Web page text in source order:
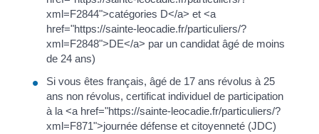
xml=F2844">catégories D</a> et <a
href="https://sainte-leocadie.fr/particuliers/?
xml=F2848">DE</a> par un candidat âgé de moins
de 24 ans)
Si vous êtes français, âgé de 17 ans révolus à 25
ans non révolus, certificat individuel de participation
à la <a href="https://sainte-leocadie.fr/particuliers/?
xml=F871">journée défense et citoyenneté (JDC)